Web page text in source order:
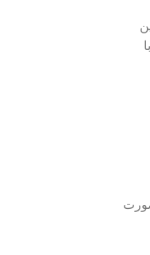
همچنین تعداد ۲۰ برگ را به صورت